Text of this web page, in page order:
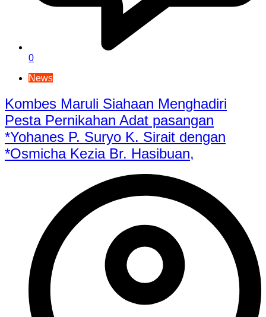
0
News
Kombes Maruli Siahaan Menghadiri
Pesta Pernikahan Adat pasangan
*Yohanes P. Suryo K. Sirait dengan
*Osmicha Kezia Br. Hasibuan,